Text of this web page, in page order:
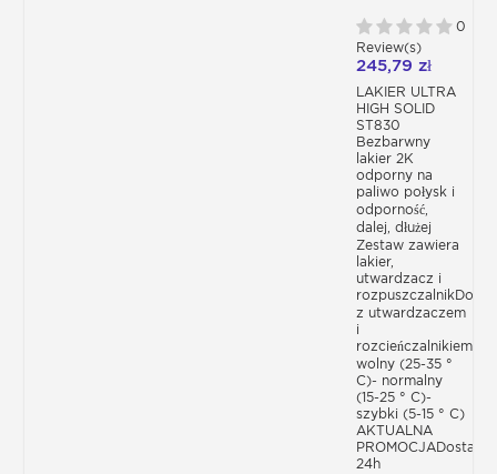
ROZPUSZCZALNIK 0
Review(s)
245,79 zł
LAKIER ULTRA
HIGH SOLID
ST830
Bezbarwny
lakier 2K
odporny na
paliwo połysk i
odporność,
dalej, dłużej
Zestaw zawiera
lakier,
utwardzacz i
z utwardzaczem
i
rozcieńczalnikiem-
wolny (25-35 °
C)- normalny
(15-25 ° C)-
szybki (5-15 ° C)
AKTUALNA
PROMOCJADostawa
24h